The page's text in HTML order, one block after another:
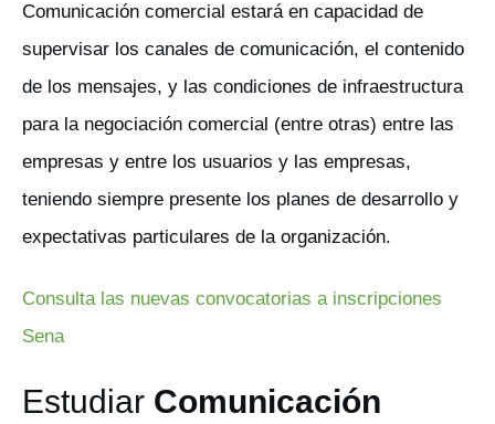
Comunicación comercial estará en capacidad de
supervisar los canales de comunicación, el contenido
de los mensajes, y las condiciones de infraestructura
para la negociación comercial (entre otras) entre las
empresas y entre los usuarios y las empresas,
teniendo siempre presente los planes de desarrollo y
expectativas particulares de la organización.
Consulta las nuevas convocatorias a inscripciones
Sena
Estudiar Comunicación